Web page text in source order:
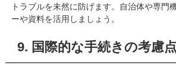
トラブルを未然に防げます。自治体や専門
ーや資料を活用しましょう。
9. 国際的な手続きの考慮点